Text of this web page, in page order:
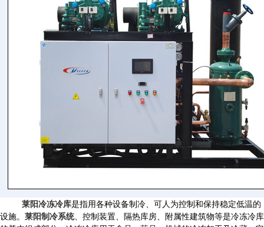
莱阳冷冻冷库是指用各种设备制冷、可人为控制和保持稳定低温的
设施。 莱阳制冷系统、控制装置、隔热库房、附属性建筑物等是冷冻冷库